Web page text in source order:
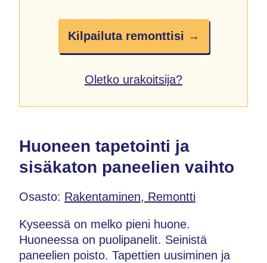
Kilpailuta remonttisi →
Oletko urakoitsija?
Huoneen tapetointi ja
sisäkaton paneelien vaihto
Osasto: Rakentaminen, Remontti
Kyseessä on melko pieni huone.
Huoneessa on puolipanelit. Seinistä
paneelien poisto. Tapettien uusiminen ja